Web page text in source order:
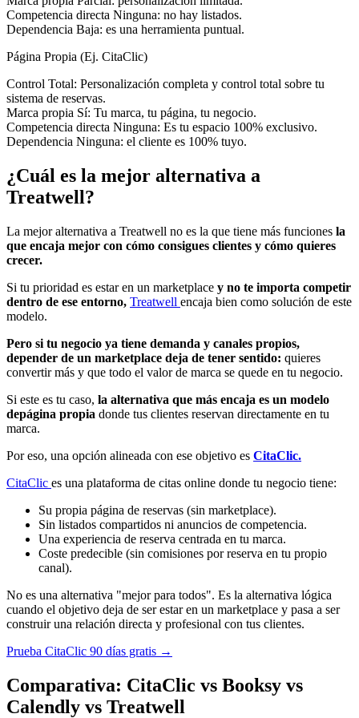
Competencia directa Ninguna: no hay listados.
Dependencia Baja: es una herramienta puntual.
Página Propia (Ej. CitaClic)
Control Total: Personalización completa y control total sobre tu
sistema de reservas.
Marca propia Sí: Tu marca, tu página, tu negocio.
Competencia directa Ninguna: Es tu espacio 100% exclusivo.
Dependencia Ninguna: el cliente es 100% tuyo.
¿Cuál es la mejor alternativa a
Treatwell?
La mejor alternativa a Treatwell no es la que tiene más funciones la
que encaja mejor con cómo consigues clientes y cómo quieres
crecer.
Si tu prioridad es estar en un marketplace y no te importa competir
dentro de ese entorno, Treatwell encaja bien como solución de este
modelo.
Pero si tu negocio ya tiene demanda y canales propios,
depender de un marketplace deja de tener sentido: quieres
convertir más y que todo el valor de marca se quede en tu negocio.
Si este es tu caso, la alternativa que más encaja es un modelo
depágina propia donde tus clientes reservan directamente en tu
marca.
Por eso, una opción alineada con ese objetivo es CitaClic.
CitaClic es una plataforma de citas online donde tu negocio tiene:
Su propia página de reservas (sin marketplace).
Sin listados compartidos ni anuncios de competencia.
Una experiencia de reserva centrada en tu marca.
Coste predecible (sin comisiones por reserva en tu propio
canal).
No es una alternativa "mejor para todos". Es la alternativa lógica
cuando el objetivo deja de ser estar en un marketplace y pasa a ser
construir una relación directa y profesional con tus clientes.
Prueba CitaClic 90 días gratis →
Comparativa: CitaClic vs Booksy vs
Calendly vs Treatwell